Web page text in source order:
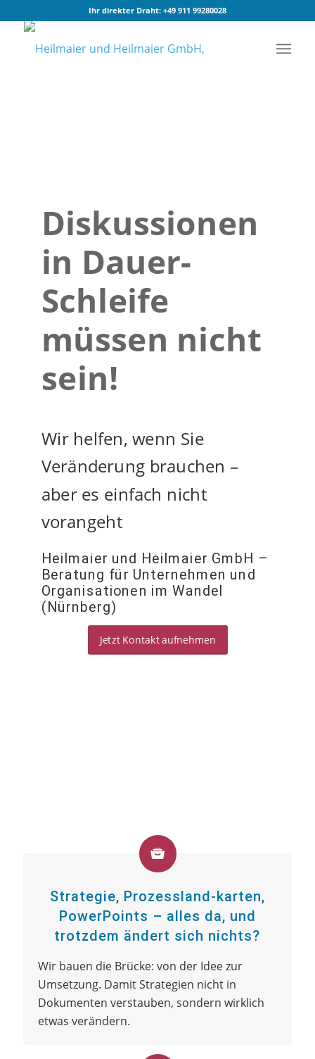
Ihr direkter Draht: +49 911 99280028
Diskussionen
in Dauer-
Schleife
müssen nicht
sein!
Wir helfen, wenn Sie
Veränderung brauchen –
aber es einfach nicht
vorangeht
Heilmaier und Heilmaier GmbH –
Beratung für Unternehmen und
Organisationen im Wandel
(Nürnberg)
Jetzt Kontakt aufnehmen
Strategie, Prozessland-karten,
PowerPoints – alles da, und
trotzdem ändert sich nichts?
Wir bauen die Brücke: von der Idee zur
Umsetzung. Damit Strategien nicht in
Dokumenten verstauben, sondern wirklich
etwas verändern.